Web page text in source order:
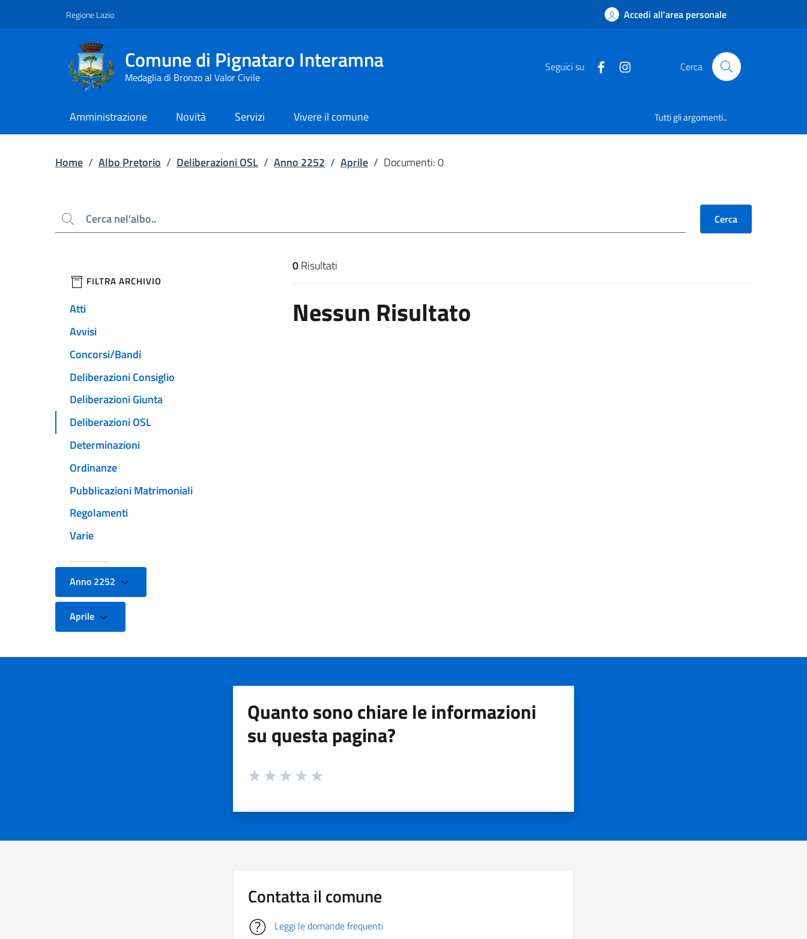
Regione Lazio Accedi all'area personale
Comune di Pignataro Interamna
Medaglia di Bronzo al Valor Civile
Seguici su Cerca
Amministrazione Novità Servizi Vivere il comune Tutti gli argomenti..
Home / Albo Pretorio / Deliberazioni OSL / Anno 2252 / Aprile / Documenti: 0
Cerca Cerca
filtri da applicare
FILTRA ARCHIVIO
Atti
Avvisi
Concorsi/Bandi
Deliberazioni Consiglio
Deliberazioni Giunta
Deliberazioni OSL
Determinazioni
Ordinanze
Pubblicazioni Matrimoniali
Regolamenti
Varie
Anno 2252
Aprile
Risultati di ricerca
0Risultati
Nessun Risultato
Quanto sono chiare le informazioni
su questa pagina?
Valuta da 1 a 5 stelle la pagina
Contatta il comune
Leggi le domande frequenti